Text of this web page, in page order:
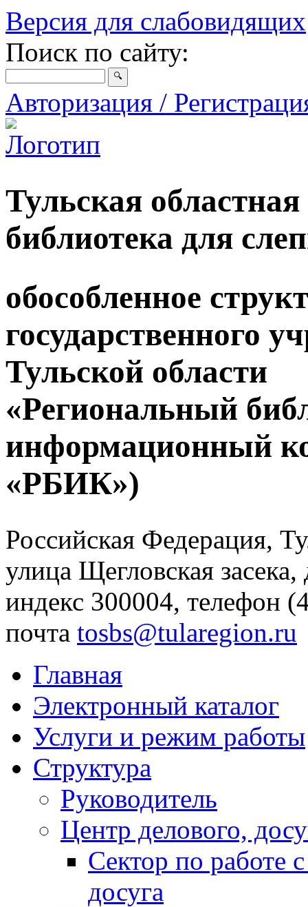
Версия для слабовидящих
Поиск по сайту:
Авторизация /
Тульская
библиотека для
обособленное
государственного
Тульской области
«Региональный
информационный
«РБИК»)
Российская Федерация,
улица Щегловская
индекс 300004, телефон
почта tosbs@tularegion.ru
Главная
Электронный каталог
Услуги и режим работы
Структура
Руководитель
Центр делового,
Сектор по работе
досуга